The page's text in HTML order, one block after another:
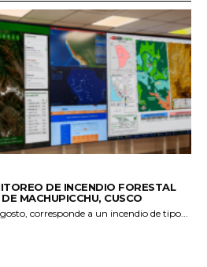
DE INCENDIO FORESTAL
MACHUPICCHU, CUSCO
corresponde a un incendio de tipo...